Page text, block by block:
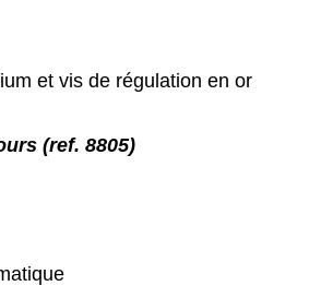
et vis de régulation en or
(ref. 8805)